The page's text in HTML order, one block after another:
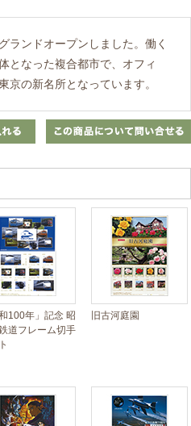
ランドオープンしました。働く
となった複合都市で、オフィ
京の新名所となっています。
和100年」記念 昭
道フレーム切手
旧古河庭園